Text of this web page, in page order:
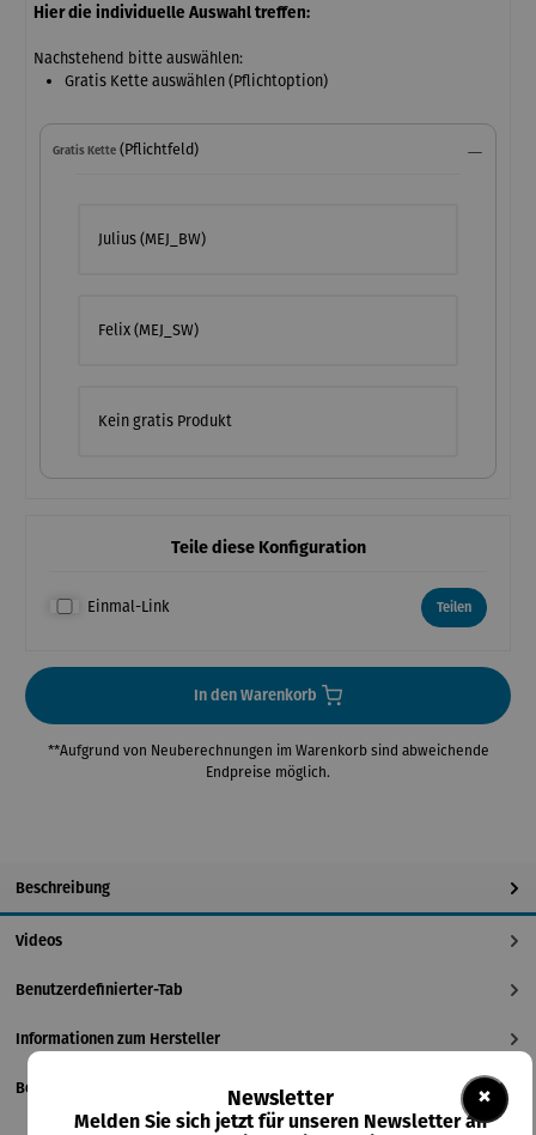
Hier die individuelle Auswahl treffen:
Nachstehend bitte auswählen:
Gratis Kette auswählen (Pflichtoption)
Gratis Kette (Pflichtfeld)
Julius (MEJ_BW)
Felix (MEJ_SW)
Kein gratis Produkt
Teile diese Konfiguration
Einmal-Link Teilen
In den Warenkorb
**Aufgrund von Neuberechnungen im Warenkorb sind abweichende
Endpreise möglich.
Beschreibung
Videos
Benutzerdefinierter-Tab
Informationen zum Hersteller
Bewertungen ×
Newsletter
Melden Sie sich jetzt für unseren Newsletter an